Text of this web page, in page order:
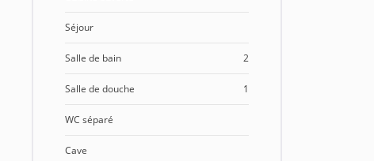
Séjour
Salle de bain 2
Salle de douche 1
WC séparé
Cave